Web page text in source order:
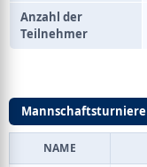
Anzahl der
Teilnehmer
Mannschaftsturniere
NAME